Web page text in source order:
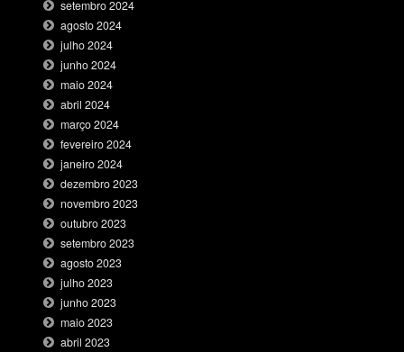
setembro 2024
agosto 2024
julho 2024
junho 2024
maio 2024
abril 2024
março 2024
fevereiro 2024
janeiro 2024
dezembro 2023
novembro 2023
outubro 2023
setembro 2023
agosto 2023
julho 2023
junho 2023
maio 2023
abril 2023